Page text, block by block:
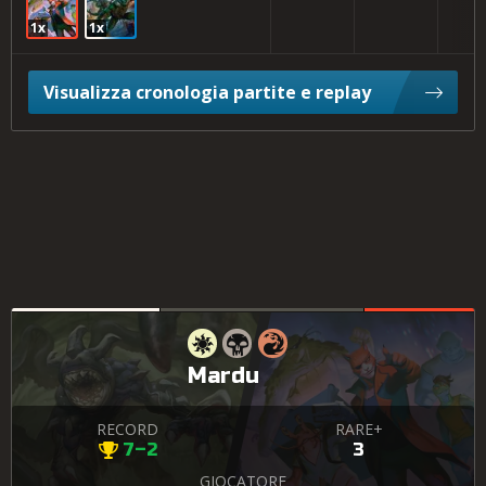
1x 1x
Visualizza cronologia partite e replay
Mardu
RECORD
7–2
RARE+
3
GIOCATORE